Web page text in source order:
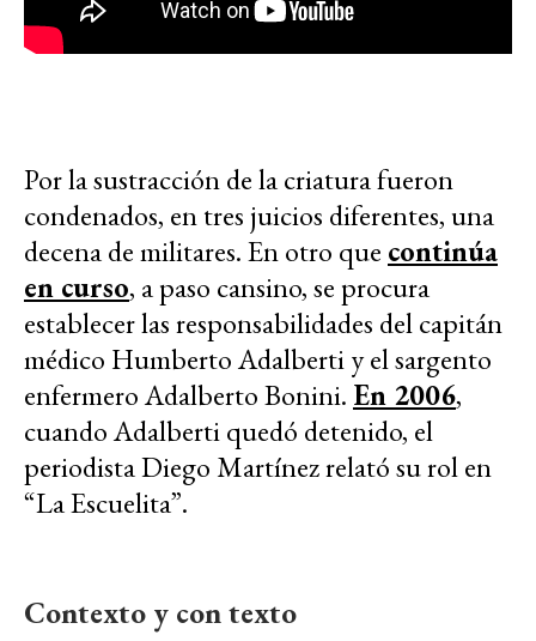
Por la sustracción de la criatura fueron
condenados, en tres juicios diferentes, una
decena de militares. En otro que continúa
en curso, a paso cansino, se procura
establecer las responsabilidades del capitán
médico Humberto Adalberti y el sargento
enfermero Adalberto Bonini. En 2006,
cuando Adalberti quedó detenido, el
periodista Diego Martínez relató su rol en
“La Escuelita”.
Contexto y con texto